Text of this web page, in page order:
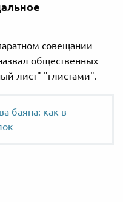
совещании
общественных
лист" "глистами".
баяна: как в